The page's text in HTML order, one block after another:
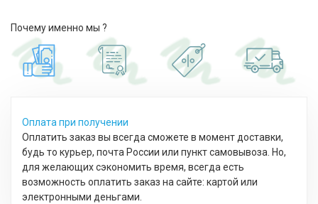
Почему именно мы ?
Оплата при получении
Оплатить заказ вы всегда сможете в момент доставки,
будь то курьер, почта России или пункт самовывоза. Но,
для желающих сэкономить время, всегда есть
возможность оплатить заказ на сайте: картой или
электронными деньгами.